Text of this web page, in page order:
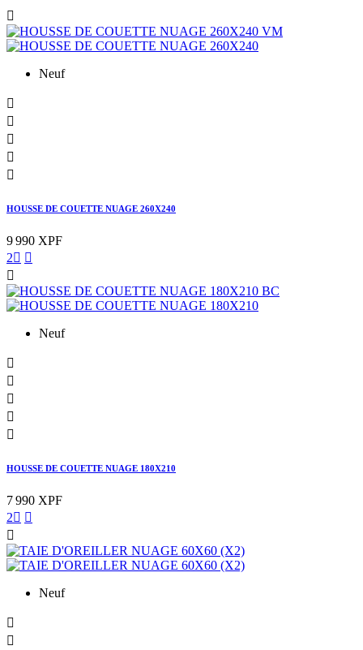

Neuf





HOUSSE DE COUETTE NUAGE 260X240
9 990 XPF
2 

Neuf





HOUSSE DE COUETTE NUAGE 180X210
7 990 XPF
2 

Neuf

